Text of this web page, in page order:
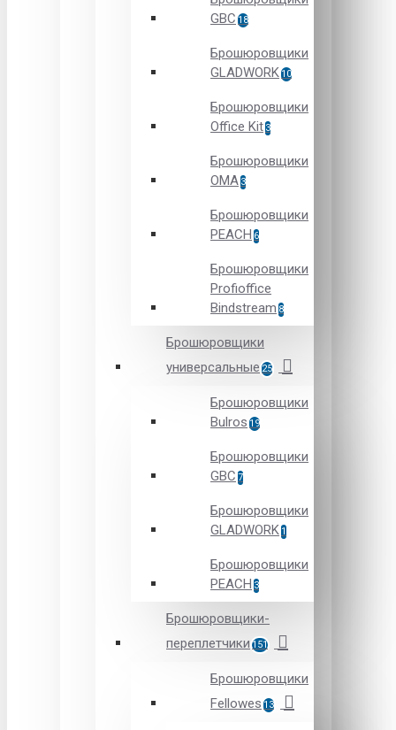
GBC 18
Брошюровщики
GLADWORK10
Брошюровщики
Office Kit 3
Брошюровщики
OMA 3
Брошюровщики
PEACH 6
Брошюровщики
Profioffice
Bindstream 8
Брошюровщики
универсальные 25
Брошюровщики
Bulros 19
Брошюровщики
GBC 7
Брошюровщики
GLADWORK 1
Брошюровщики
PEACH 3
Брошюровщики-
переплетчики 151
Брошюровщики
Fellowes 13